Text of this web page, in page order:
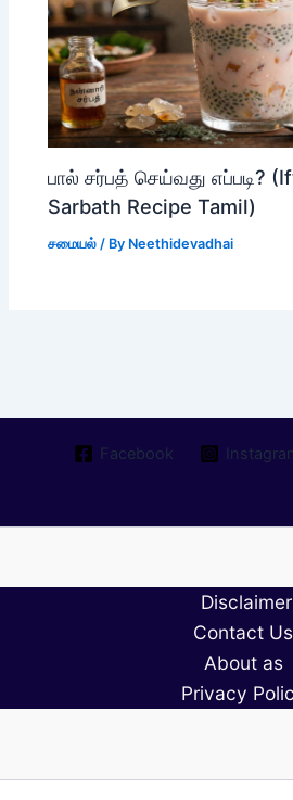
பால் சர்பத் செய்வது எப்படி?
Sarbath Recipe Tamil)
சமையல் / By Neethidevadhai
Facebook
Disclaimer
Contact Us
About as
Privacy